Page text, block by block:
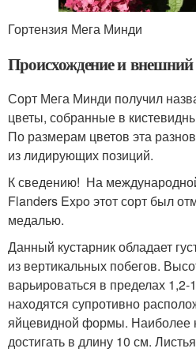
Гортензия Мега Минди
Происхождение и внешний
Сорт Мега Минди получил
цветы, собранные в
По размерам цветов эта
из лидирующих позиций.
К сведению! На
Flanders Expo этот сорт был
медалью.
Данный кустарник обладает
из вертикальных побегов.
варьироваться в пределах
находятся супротивно
яйцевидной формы. Наиболее
достигать в длину 10 см.